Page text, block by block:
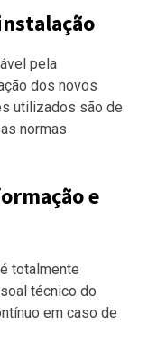
pela
dos novos
utilizados são de
normas
e
totalmente
técnico do
em caso de